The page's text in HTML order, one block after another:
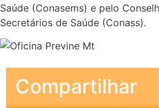
Saúde (Conasems) e pelo
Secretários de Saúde (Conass).
Compartilhar